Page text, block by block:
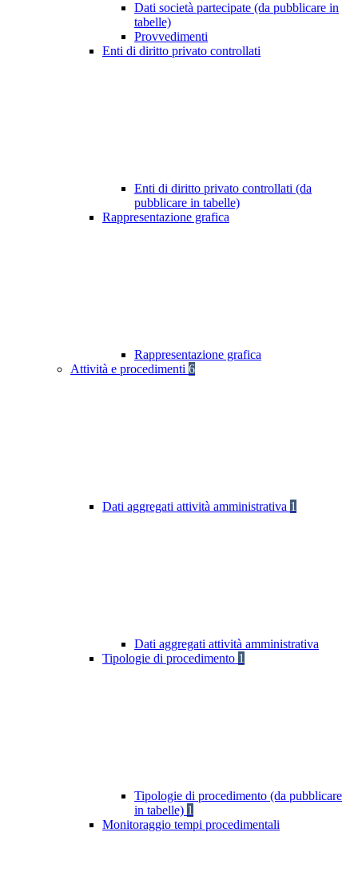
Dati società partecipate (da pubblicare in
tabelle)
Provvedimenti
Enti di diritto privato controllati
Enti di diritto privato controllati (da
pubblicare in tabelle)
Rappresentazione grafica
Rappresentazione grafica
Attività e procedimenti 6
Dati aggregati attività amministrativa 1
Dati aggregati attività amministrativa
Tipologie di procedimento 1
Tipologie di procedimento (da pubblicare
in tabelle) 1
Monitoraggio tempi procedimentali